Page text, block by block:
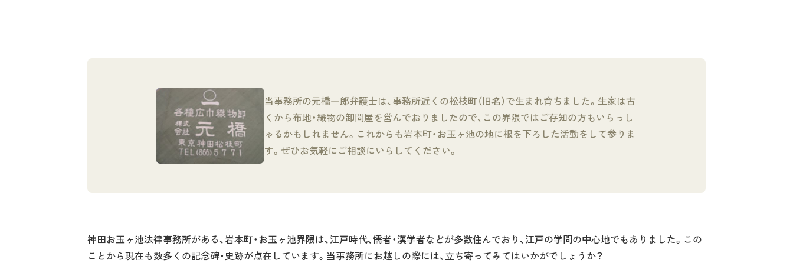
当事務所の元橋一郎弁護士は、事務所近くの松枝町（旧名）で生まれ育ちました。生家は古
くから布地・織物の卸問屋を営んでおりましたので、この界隈ではご存知の方もいらっし
ゃるかもしれません。これからも岩本町・お玉ヶ池の地に根を下ろした活動をして参りま
す。ぜひお気軽にご相談にいらしてください。
神田お玉ヶ池法律事務所がある、岩本町・お玉ヶ池界隈は、江戸時代、儒者・漢学者などが多数住んでおり、江戸の学問の中心地でもありました。この
ことから現在も数多くの記念碑・史跡が点在しています。当事務所にお越しの際には、立ち寄ってみてはいかがでしょうか？